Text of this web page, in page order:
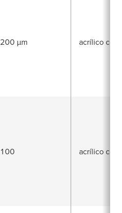
200 µm acrílico
100 acrílico